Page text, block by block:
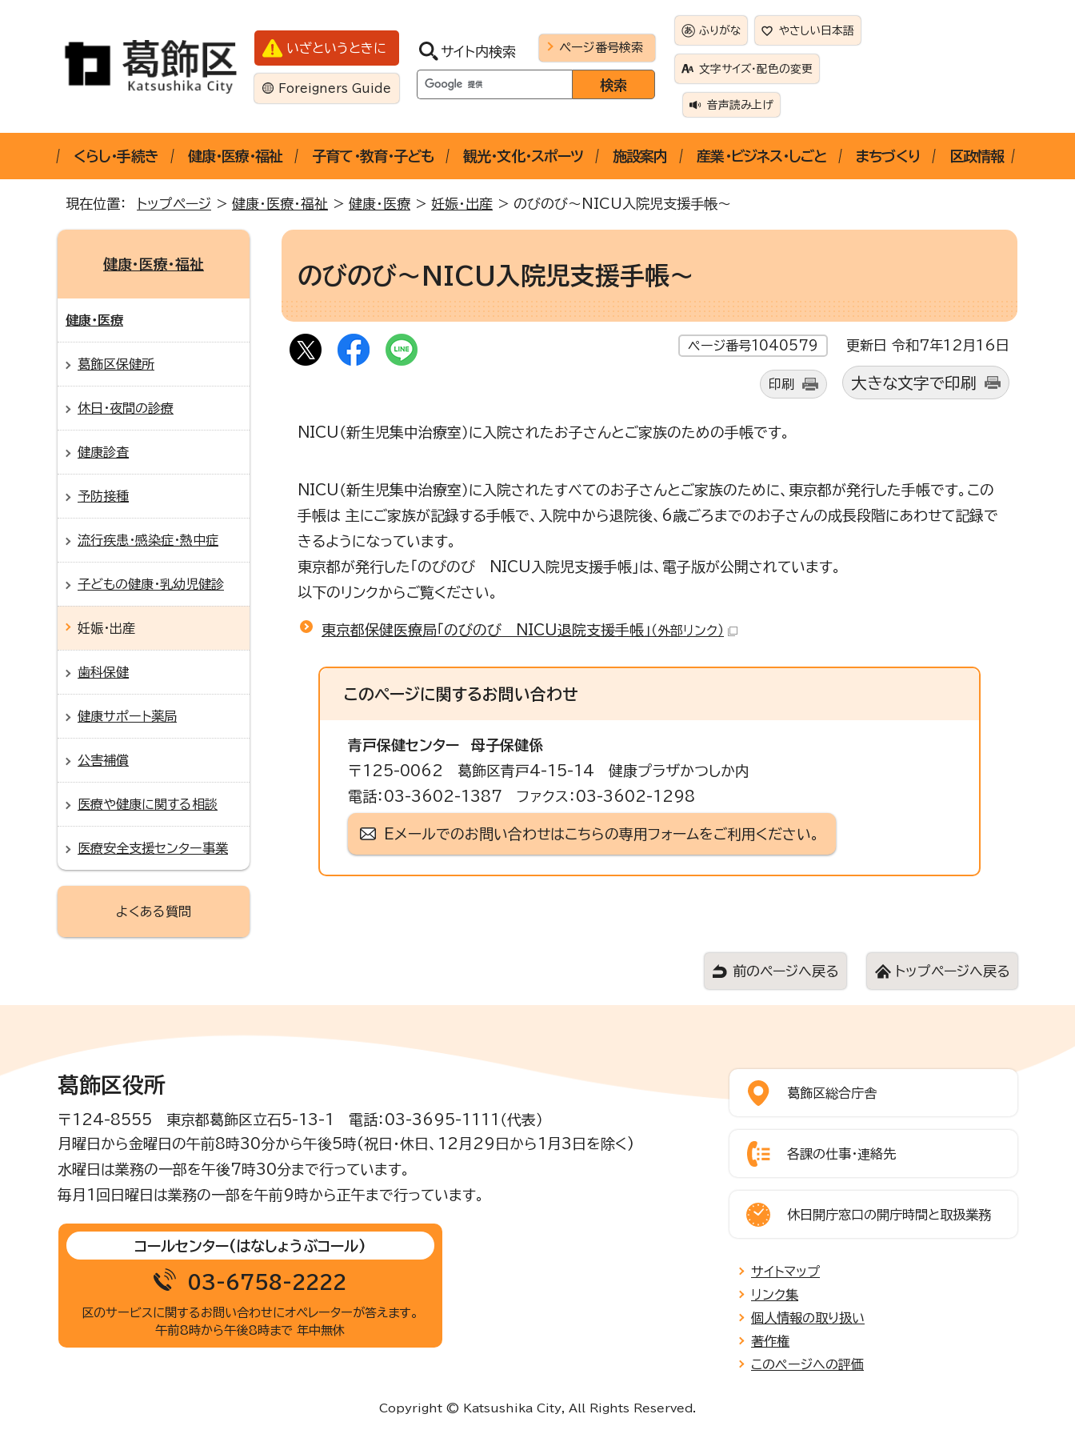
いざというときに
Foreigners Guide
サイト内検索 ページ番号検索
ふりがな やさしい日本語
文字サイズ・配色の変更
音声読み上げ
くらし・手続き 健康・医療・福祉 子育て・教育・子ども 観光・文化・スポーツ 施設案内 産業・ビジネス・しごと まちづくり 区政情報
現在位置： トップページ > 健康・医療・福祉 > 健康・医療 > 妊娠・出産 > のびのび～NICU入院児支援手帳～
のびのび～NICU入院児支援手帳～
ページ番号1040579 更新日 令和7年12月16日
印刷 大きな文字で印刷
NICU（新生児集中治療室）に入院されたお子さんとご家族のための手帳です。
NICU（新生児集中治療室）に入院されたすべてのお子さんとご家族のために、東京都が発行した手帳です。この
手帳は 主にご家族が記録する手帳で、入院中から退院後、6歳ごろまでのお子さんの成長段階にあわせて記録で
きるようになっています。
東京都が発行した「のびのび NICU入院児支援手帳」は、電子版が公開されています。
以下のリンクからご覧ください。
東京都保健医療局「のびのび NICU退院支援手帳」 （外部リンク）
このページに関するお問い合わせ
青戸保健センター
母子保健係
〒125-0062 葛飾区青戸4-15-14 健康プラザかつしか内
電話：03-3602-1387 ファクス：03-3602-1298
Eメールでのお問い合わせはこちらの専用フォームをご利用ください。
健康・医療・福祉
健康・医療
葛飾区保健所
休日・夜間の診療
健康診査
予防接種
流行疾患・感染症・熱中症
子どもの健康・乳幼児健診
妊娠・出産
歯科保健
健康サポート薬局
公害補償
医療や健康に関する相談
医療安全支援センター事業
よくある質問
前のページへ戻る トップページへ戻る
葛飾区役所
〒124-8555 東京都葛飾区立石5-13-1 電話：03-3695-1111（代表）
月曜日から金曜日の午前8時30分から午後5時(祝日・休日、12月29日から1月3日を除く)
水曜日は業務の一部を午後7時30分まで行っています。
毎月1回日曜日は業務の一部を午前9時から正午まで行っています。
コールセンター(はなしょうぶコール)
03-6758-2222
区のサービスに関するお問い合わせにオペレーターが答えます。
午前8時から午後8時まで 年中無休
葛飾区総合庁舎
各課の仕事・連絡先
休日開庁窓口の開庁時間と取扱業務
サイトマップ
リンク集
個人情報の取り扱い
著作権
このページへの評価
Copyright © Katsushika City, All Rights Reserved.